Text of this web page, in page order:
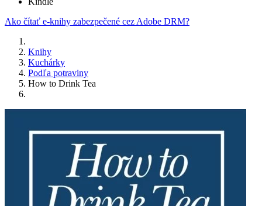
Ako čítať e-knihy zabezpečené cez Adobe DRM?
Knihy
Kuchárky
Podľa potraviny
How to Drink Tea